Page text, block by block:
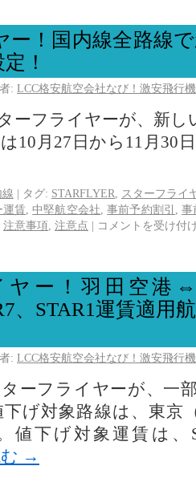
ー！国内線全路線
！
: LCC格安航空会社なび！激安飛行
ーフライヤーが、新し
10月27日から11月30
| タグ: STARFLYER
スターフライ
運賃 ,中堅航空会社 ,事前予約割引 ,事
注意事項 注意点 | コメントを受け付
ヤー！羽田空港
、STAR1運賃適用
: LCC格安航空会社なび！激安飛行
ーフライヤーが、一
げ対象路線は、東京
値下げ対象運賃は、
→